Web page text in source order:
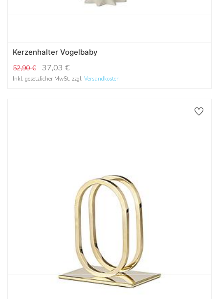
Kerzenhalter Vogelbaby
52,90€ 37,03 €
Inkl. gesetzlicher MwSt. zzgl. Versandkosten